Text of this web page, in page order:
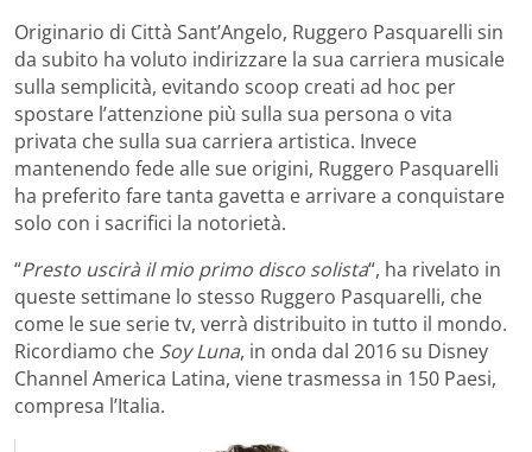
Originario di Città Sant’Angelo, Ruggero Pasquarelli sin
da subito ha voluto indirizzare la sua carriera musicale
sulla semplicità, evitando scoop creati ad hoc per
spostare l’attenzione più sulla sua persona o vita
privata che sulla sua carriera artistica. Invece
mantenendo fede alle sue origini, Ruggero Pasquarelli
ha preferito fare tanta gavetta e arrivare a conquistare
solo con i sacrifici la notorietà.
“Presto uscirà il mio primo disco solista“, ha rivelato in
queste settimane lo stesso Ruggero Pasquarelli, che
come le sue serie tv, verrà distribuito in tutto il mondo.
Ricordiamo che Soy Luna, in onda dal 2016 su Disney
Channel America Latina, viene trasmessa in 150 Paesi,
compresa l’Italia.